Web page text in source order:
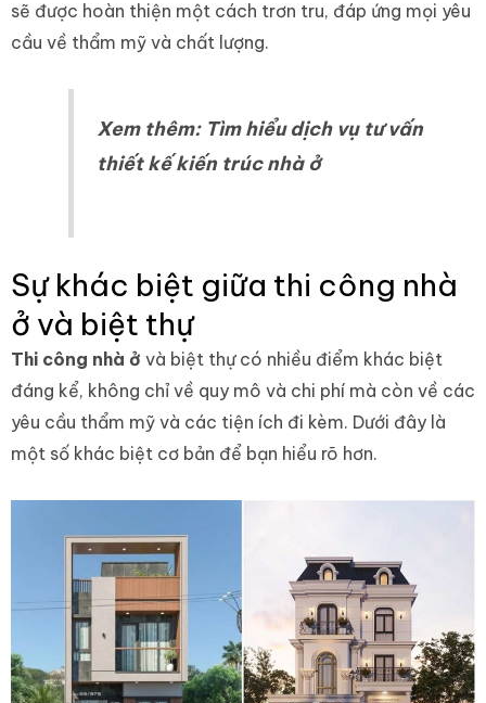
sẽ được hoàn thiện một cách trơn tru, đáp ứng mọi yêu
cầu về thẩm mỹ và chất lượng.
Xem thêm: Tìm hiểu dịch vụ tư vấn
thiết kế kiến trúc nhà ở
Sự khác biệt giữa thi công nhà
ở và biệt thự
Thi công nhà ở và biệt thự có nhiều điểm khác biệt
đáng kể, không chỉ về quy mô và chi phí mà còn về các
yêu cầu thẩm mỹ và các tiện ích đi kèm. Dưới đây là
một số khác biệt cơ bản để bạn hiểu rõ hơn.